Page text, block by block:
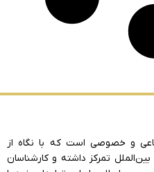
و خصوصی است که با نگاه از
تمرکز داشته و کارشناسان